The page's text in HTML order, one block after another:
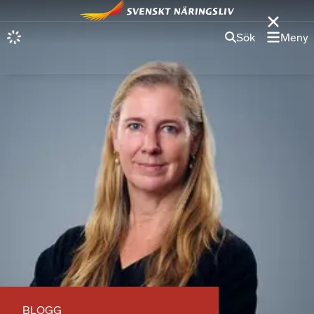
Sök Meny
BLOGG